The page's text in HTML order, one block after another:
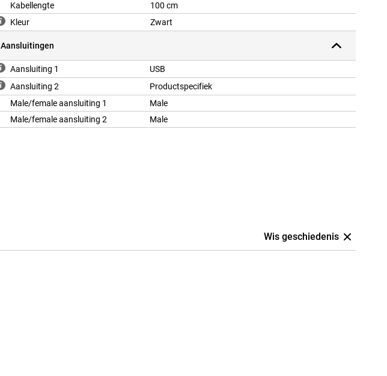
Kabellengte
100 cm
Kleur
Zwart
Aansluitingen
Aansluiting 1
USB
Aansluiting 2
Productspecifiek
Male/female aansluiting 1
Male
Male/female aansluiting 2
Male
Wis geschiedenis